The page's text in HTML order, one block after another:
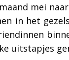
mei
in het
uitstapjes